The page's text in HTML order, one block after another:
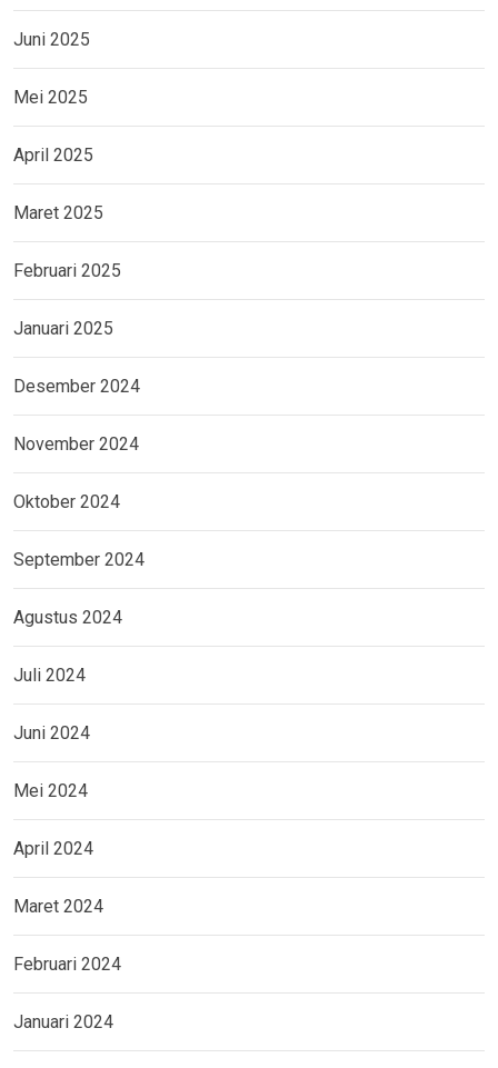
Juni 2025
Mei 2025
April 2025
Maret 2025
Februari 2025
Januari 2025
Desember 2024
November 2024
Oktober 2024
September 2024
Agustus 2024
Juli 2024
Juni 2024
Mei 2024
April 2024
Maret 2024
Februari 2024
Januari 2024